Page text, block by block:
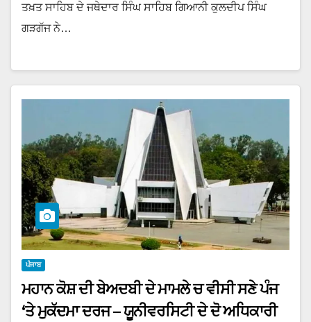
ਤਖ਼ਤ ਸਾਹਿਬ ਦੇ ਜਥੇਦਾਰ ਸਿੰਘ ਸਾਹਿਬ ਗਿਆਨੀ ਕੁਲਦੀਪ ਸਿੰਘ
ਗੜਗੱਜ ਨੇ…
ਪੰਜਾਬ
ਮਹਾਨ ਕੋਸ਼ ਦੀ ਬੇਅਦਬੀ ਦੇ ਮਾਮਲੇ ਚ ਵੀਸੀ ਸਣੇ ਪੰਜ
‘ਤੇ ਮੁਕੱਦਮਾ ਦਰਜ – ਯੂਨੀਵਰਸਿਟੀ ਦੇ ਦੋ ਅਧਿਕਾਰੀ